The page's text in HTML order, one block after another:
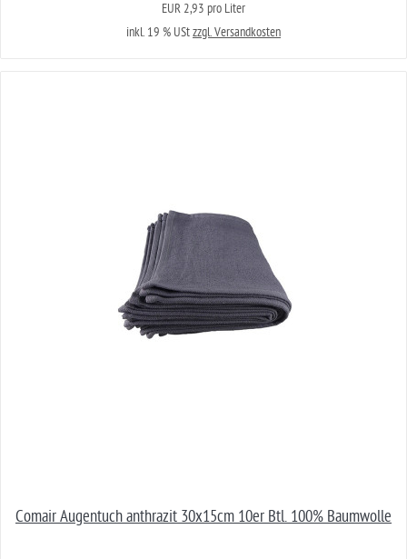
EUR 2,93 pro Liter
inkl. 19 % UStzzgl. Versandkosten
Comair Augentuch anthrazit 30x15cm 10er Btl. 100% Baumwolle